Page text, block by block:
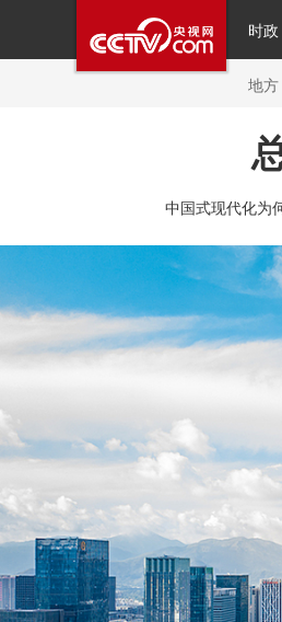
时政
人民
直播
繁体
地方
网络春晚
新闻 国内 国际
人民领袖习近平 联
视频 小央视频 小
直播
CCTV奥林
财经 教育 乡村振兴
大国智造 大国展会
中国式现代化为